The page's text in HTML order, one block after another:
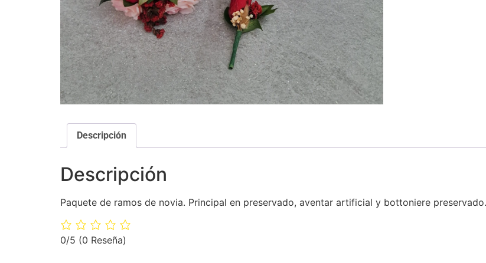
Descripción
Descripción
Paquete de ramos de novia. Principal en preservado, aventar artificial y bottoniere
0/5 (0 Reseña)